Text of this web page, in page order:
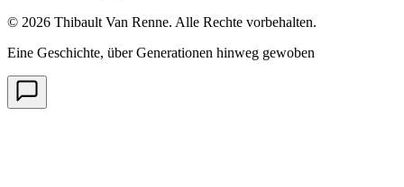
© 2026 Thibault Van Renne. Alle Rechte vorbehalten.
Eine Geschichte, über Generationen hinweg gewoben